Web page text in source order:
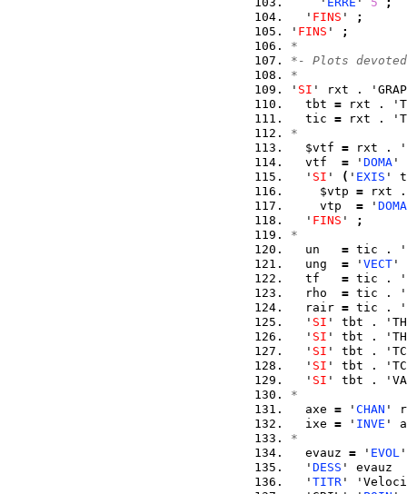
  '
FINS '
;
' FINS '
;
*
*- Plots
*
' SI ' rxt .
  tbt
= rxt .
  tic
= rxt .
*
  $vtf
= rxt .
  vtf
= ' DOMA '
  '
SI ' ( ' EXIS '
    $vtp
= rxt .
    vtp
= ' DOMA
  '
FINS '
;
*
  un
= tic .
  ung
= ' VECT '
  tf
= tic .
  rho
= tic .
  rair
= tic .
  '
SI ' tbt .
  '
SI ' tbt .
  '
SI ' tbt .
  '
SI ' tbt .
  '
SI ' tbt .
*
  axe
= ' CHAN '
  ixe
= ' INVE '
*
  evauz
= ' EVOL
  '
DESS ' evauz
  '
TITR '